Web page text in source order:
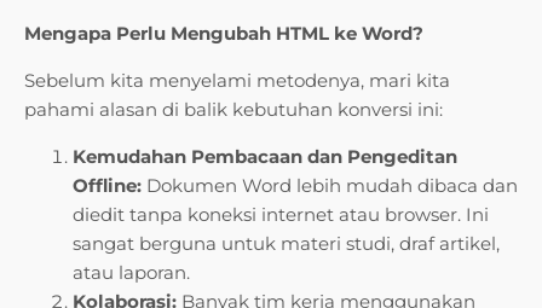
Mengapa Perlu Mengubah HTML ke Word?
Sebelum kita menyelami metodenya, mari kita
pahami alasan di balik kebutuhan konversi ini:
Kemudahan Pembacaan dan Pengeditan
Offline: Dokumen Word lebih mudah dibaca dan
diedit tanpa koneksi internet atau browser. Ini
sangat berguna untuk materi studi, draf artikel,
atau laporan.
Kolaborasi: Banyak tim kerja menggunakan